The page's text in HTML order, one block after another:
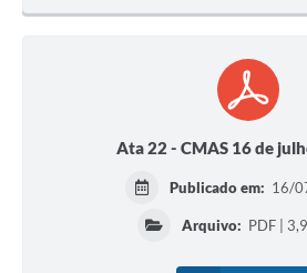
Ata 22 - CMAS 16 de
Publicado em: 16/
Arquivo: PDF |